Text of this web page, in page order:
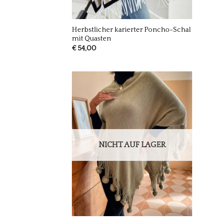
Herbstlicher karierter Poncho-Schal
mit Quasten
€54,00
NICHT AUF LAGER